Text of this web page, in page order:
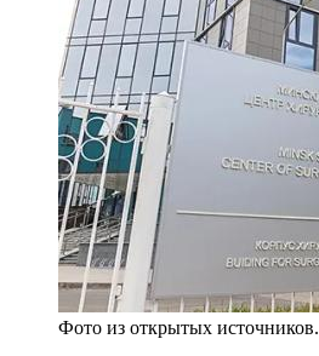
Фото из открытых источников.